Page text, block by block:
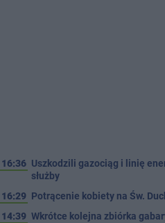
16:36 Uszkodzili gazociąg i linię
służby
16:29 Potrącenie kobiety na Św.
14:39 Wkrótce kolejna zbiórka